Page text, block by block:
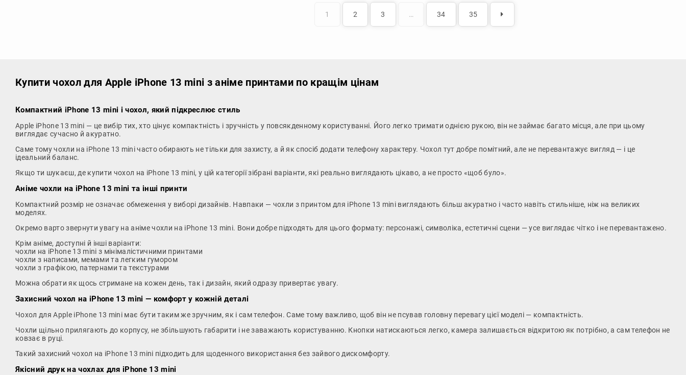
1 2 3 … 34 35
Купити чохол для Apple iPhone 13 mini з аніме принтами по кращім цінам
Компактний iPhone 13 mini і чохол, який підкреслює стиль
Apple iPhone 13 mini — це вибір тих, хто цінує компактність і зручність у повсякденному користуванні. Його легко тримати однією рукою, він не займає багато місця, але при цьому
виглядає сучасно й акуратно.
Саме тому чохли на iPhone 13 mini часто обирають не тільки для захисту, а й як спосіб додати телефону характеру. Чохол тут добре помітний, але не перевантажує вигляд — і це
ідеальний баланс.
Якщо ти шукаєш, де купити чохол на iPhone 13 mini, у цій категорії зібрані варіанти, які реально виглядають цікаво, а не просто «щоб було».
Аніме чохли на iPhone 13 mini та інші принти
Компактний розмір не означає обмеження у виборі дизайнів. Навпаки — чохли з принтом для iPhone 13 mini виглядають більш акуратно і часто навіть стильніше, ніж на великих
моделях.
Окремо варто звернути увагу на аніме чохли на iPhone 13 mini. Вони добре підходять для цього формату: персонажі, символіка, естетичні сцени — усе виглядає чітко і не перевантажено.
Крім аніме, доступні й інші варіанти:
чохли на iPhone 13 mini з мінімалістичними принтами
чохли з написами, мемами та легким гумором
чохли з графікою, патернами та текстурами
Можна обрати як щось стримане на кожен день, так і дизайн, який одразу привертає увагу.
Захисний чохол на iPhone 13 mini — комфорт у кожній деталі
Чохол для Apple iPhone 13 mini має бути таким же зручним, як і сам телефон. Саме тому важливо, щоб він не псував головну перевагу цієї моделі — компактність.
Чохли щільно прилягають до корпусу, не збільшують габарити і не заважають користуванню. Кнопки натискаються легко, камера залишається відкритою як потрібно, а сам телефон не
ковзає в руці.
Такий захисний чохол на iPhone 13 mini підходить для щоденного використання без зайвого дискомфорту.
Якісний друк на чохлах для iPhone 13 mini